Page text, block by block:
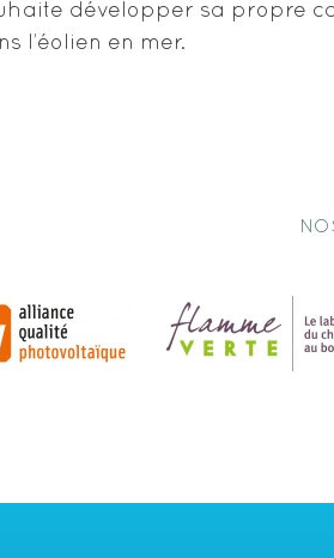
développer sa propre
l’éolien en mer.